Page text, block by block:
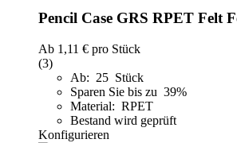
Pencil Case GRS RPET Felt
Ab 1,11 € pro Stück
(3)
Ab: 25 Stück
Sparen Sie bis zu 39%
Material: RPET
Bestand wird geprüft
Konfigurieren